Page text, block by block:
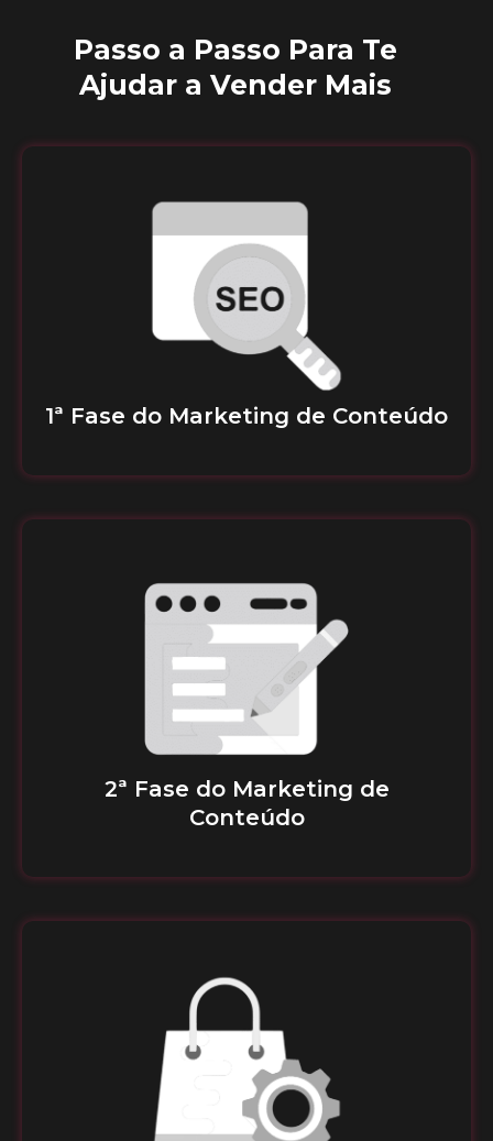
Passo a Passo Para Te
Ajudar a Vender Mais
1ª Fase do Marketing de Conteúdo
2ª Fase do Marketing de
Conteúdo